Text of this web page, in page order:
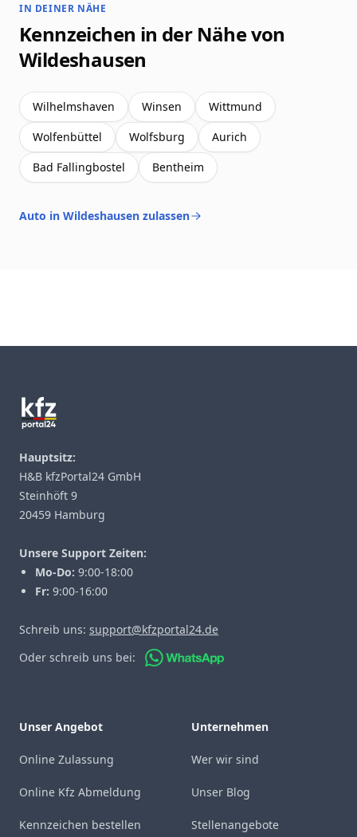
IN DEINER NÄHE
Kennzeichen in der Nähe von
Wildeshausen
Wilhelmshaven Winsen
Wittmund
Wolfenbüttel
Wolfsburg
Aurich
Bad Fallingbostel
Bentheim
Auto in Wildeshausen zulassen
Hauptsitz:
H&B kfzPortal24 GmbH
Steinhöft 9
20459 Hamburg
Unsere Support Zeiten:
Mo-Do: 9:00-18:00
Fr: 9:00-16:00
Schreib uns: support@kfzportal24.de
Oder schreib uns bei:
Unser Angebot
Online Zulassung
Online Kfz Abmeldung
Kennzeichen bestellen
Unternehmen
Wer wir sind
Unser Blog
Stellenangebote